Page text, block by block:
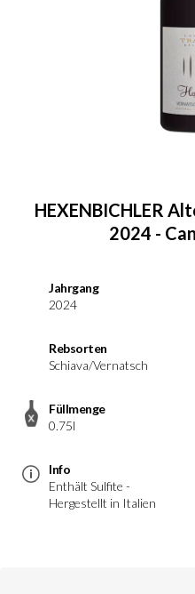
HEXENBICHLER
2024 -
Jahrgang
2024
Rebsorten
Schiava/Vernatsch
Füllmenge
0.75l
Info
Enthält Sulfite -
Hergestellt in Italien